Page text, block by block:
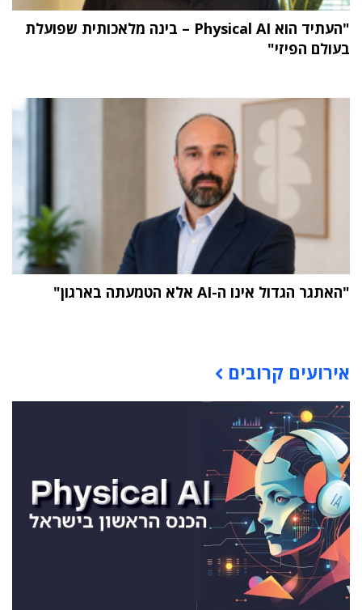
"העתיד הוא Physical AI – בינה מלאכותית שפועלת
בעולם הפיזי"
"האתגר הגדול אינו ה-AI אלא הטמעתה בארגון"
אירועים קרובים